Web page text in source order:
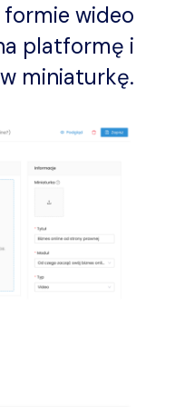
formie wideo
platformę i
miniaturkę.